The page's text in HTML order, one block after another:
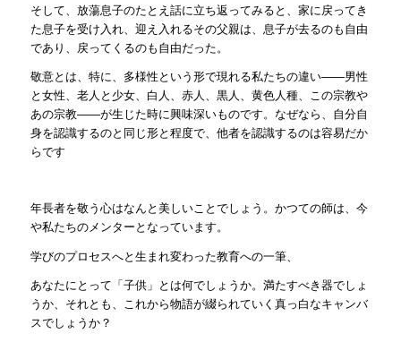
そして、放蕩息子のたとえ話に立ち返ってみると、家に戻ってき
た息子を受け入れ、迎え入れるその父親は、息子が去るのも自由
であり、戻ってくるのも自由だった。
敬意とは、特に、多様性という形で現れる私たちの違い――男性
と女性、老人と少女、白人、赤人、黒人、黄色人種、この宗教や
あの宗教――が生じた時に興味深いものです。なぜなら、自分自
身を認識するのと同じ形と程度で、他者を認識するのは容易だか
らです
年長者を敬う心はなんと美しいことでしょう。かつての師は、今
や私たちのメンターとなっています。
学びのプロセスへと生まれ変わった教育への一筆、
あなたにとって「子供」とは何でしょうか。満たすべき器でしょ
うか、それとも、これから物語が綴られていく真っ白なキャンバ
スでしょうか？